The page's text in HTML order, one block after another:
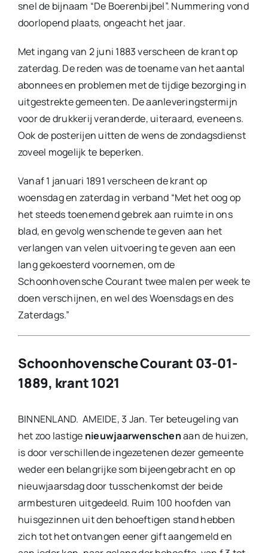
snel de bijnaam “De Boerenbijbel”. Nummering vond
doorlopend plaats, ongeacht het jaar.
Met ingang van 2 juni 1883 verscheen de krant op
zaterdag. De reden was de toename van het aantal
abonnees en problemen met de tijdige bezorging in
uitgestrekte gemeenten. De aanleveringstermijn
voor de drukkerij veranderde, uiteraard, eveneens.
Ook de posterijen uitten de wens de zondagsdienst
zoveel mogelijk te beperken.
Vanaf 1 januari 1891 verscheen de krant op
woensdag en zaterdag in verband “Met het oog op
het steeds toenemend gebrek aan ruimte in ons
blad, en gevolg wenschende te geven aan het
verlangen van velen uitvoering te geven aan een
lang gekoesterd voornemen, om de
Schoonhovensche Courant twee malen per week te
doen verschijnen, en wel des Woensdags en des
Zaterdags.”
Schoonhovensche Courant 03-01-
1889, krant 1021
BINNENLAND. AMEIDE, 3 Jan. Ter beteugeling van
het zoo lastige nieuwjaarwenschenaan de huizen,
is door verschillende ingezetenen dezer gemeente
weder een belangrijke som bijeengebracht en op
nieuwjaarsdag door tusschenkomst der beide
armbesturen uitgedeeld. Ruim 100 hoofden van
huisgezinnen uit den behoeftigen stand hebben
zich tot het ontvangen eener gift aangemeld en